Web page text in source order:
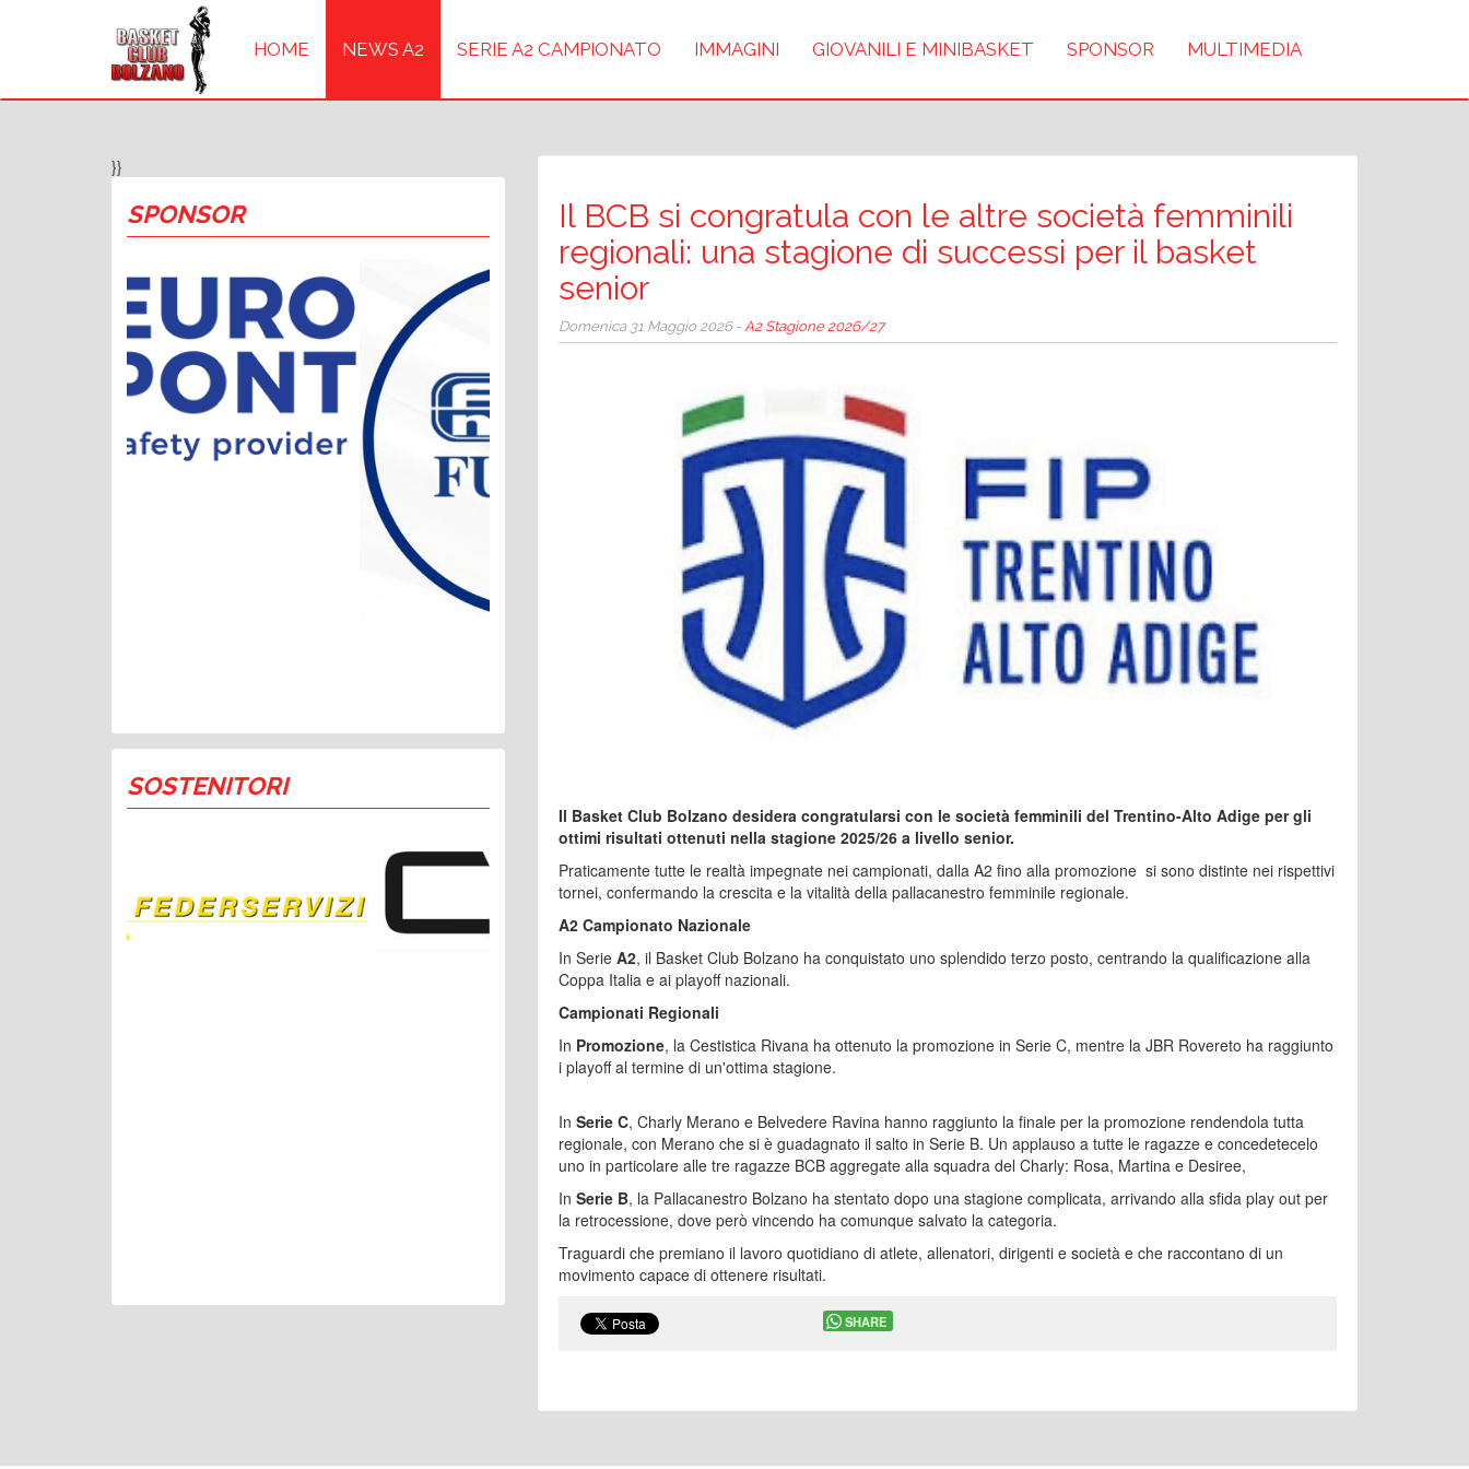
HOME NEWS A2 SERIE A2 CAMPIONATO IMMAGINI GIOVANILI E MINIBASKET SPONSOR MULTIMEDIA
}}
SPONSOR
SOSTENITORI
Il BCB si congratula con le altre società femminili
regionali: una stagione di successi per il basket
senior
Domenica 31 Maggio 2026 -A2 Stagione 2026/27
Il Basket Club Bolzano desidera congratularsi con le società femminili del Trentino-Alto Adige per gli
ottimi risultati ottenuti nella stagione 2025/26 a livello senior.
Praticamente tutte le realtà impegnate nei campionati, dalla A2 fino alla promozione si sono distinte nei rispettivi
tornei, confermando la crescita e la vitalità della pallacanestro femminile regionale.
A2 Campionato Nazionale
In Serie A2, il Basket Club Bolzano ha conquistato uno splendido terzo posto, centrando la qualificazione alla
Coppa Italia e ai playoff nazionali.
Campionati Regionali
In Promozione, la Cestistica Rivana ha ottenuto la promozione in Serie C, mentre la JBR Rovereto ha raggiunto
i playoff al termine di un'ottima stagione.
In Serie C, Charly Merano e Belvedere Ravina hanno raggiunto la finale per la promozione rendendola tutta
regionale, con Merano che si è guadagnato il salto in Serie B. Un applauso a tutte le ragazze e concedetecelo
uno in particolare alle tre ragazze BCB aggregate alla squadra del Charly: Rosa, Martina e Desiree,
In Serie B, la Pallacanestro Bolzano ha stentato dopo una stagione complicata, arrivando alla sfida play out per
la retrocessione, dove però vincendo ha comunque salvato la categoria.
Traguardi che premiano il lavoro quotidiano di atlete, allenatori, dirigenti e società e che raccontano di un
movimento capace di ottenere risultati.
SHARE